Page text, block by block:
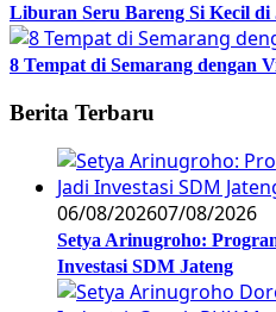
Liburan Seru Bareng Si Kecil di
8 Tempat di Semarang dengan
Berita Terbaru
06/08/202607/08/2026
Setya Arinugroho:
Investasi SDM Jateng